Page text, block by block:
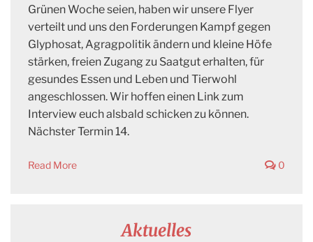
Grünen Woche seien, haben wir unsere Flyer
verteilt und uns den Forderungen Kampf gegen
Glyphosat, Agragpolitik ändern und kleine Höfe
stärken, freien Zugang zu Saatgut erhalten, für
gesundes Essen und Leben und Tierwohl
angeschlossen. Wir hoffen einen Link zum
Interview euch alsbald schicken zu können.
Nächster Termin 14.
Read More 0
Aktuelles